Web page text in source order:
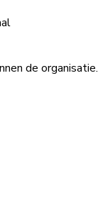
de organisatie.